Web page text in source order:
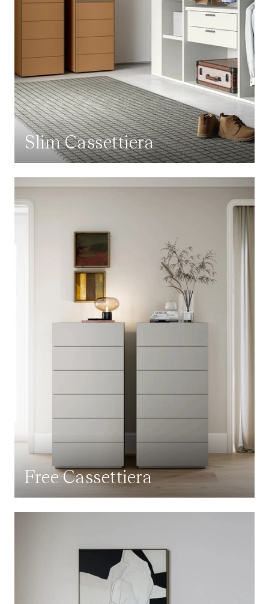
Slim Cassettiera
Free Cassettiera